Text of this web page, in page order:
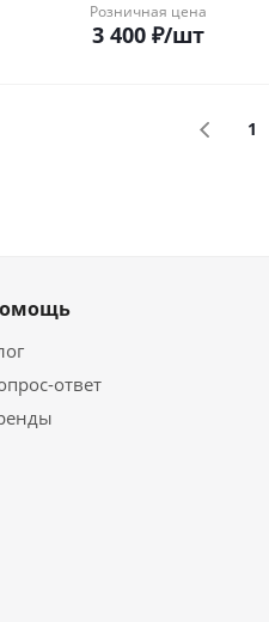
Розничная цена
3 400₽/шт
1
ответ